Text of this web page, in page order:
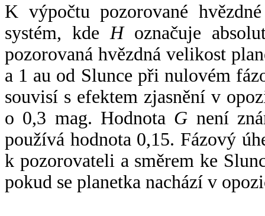
K výpočtu pozorované
systém, kde Hoznačuje
pozorovaná hvězdná velikost
a 1 au od Slunce při nulovém
souvisí s efektem zjasnění v
o 0,3 mag. Hodnota G není
používá hodnota 0,15. Fázový
k pozorovateli a směrem ke
pokud se planetka nachází v